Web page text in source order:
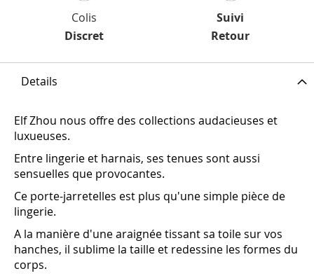
Colis
Discret
Suivi
Retour
Details
Elf Zhou nous offre des collections audacieuses et
luxueuses.
Entre lingerie et harnais, ses tenues sont aussi
sensuelles que provocantes.
Ce porte-jarretelles est plus qu'une simple pièce de
lingerie.
A la manière d'une araignée tissant sa toile sur vos
hanches, il sublime la taille et redessine les formes du
corps.